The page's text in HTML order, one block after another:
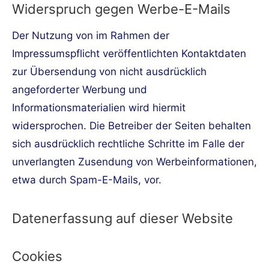
Widerspruch gegen Werbe-E-Mails
Der Nutzung von im Rahmen der
Impressumspflicht veröffentlichten Kontaktdaten
zur Übersendung von nicht ausdrücklich
angeforderter Werbung und
Informationsmaterialien wird hiermit
widersprochen. Die Betreiber der Seiten behalten
sich ausdrücklich rechtliche Schritte im Falle der
unverlangten Zusendung von Werbeinformationen,
etwa durch Spam-E-Mails, vor.
Datenerfassung auf dieser Website
Cookies